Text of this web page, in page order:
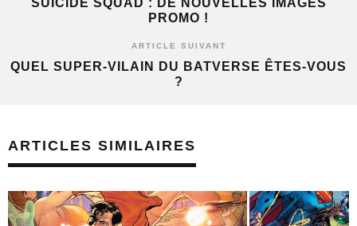
SUICIDE SQUAD : DE NOUVELLES IMAGES
PROMO !
ARTICLE SUIVANT
QUEL SUPER-VILAIN DU BATVERSE ÊTES-VOUS
?
ARTICLES SIMILAIRES